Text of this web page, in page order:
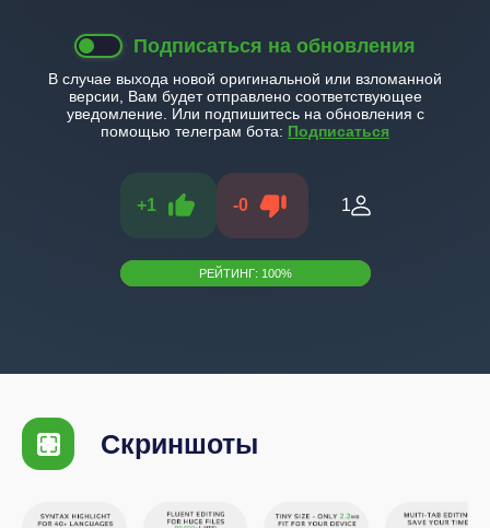
Подписаться на обновления
В случае выхода новой оригинальной или взломанной
версии, Вам будет отправлено соответствующее
уведомление. Или подпишитесь на обновления с
помощью телеграм бота: Подписаться
+1 -0 1
РЕЙТИНГ: 100%
Скриншоты